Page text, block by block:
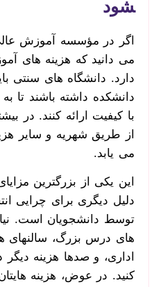
شود
اگر در مؤسسه آموزش
می­ دانید که هزینه­ های
دارد. دانشگاه­ های سنتی
دانشکده داشته باشند تا
با کیفیت ارائه کنند. در
از طریق شهریه و سایر
می ­یابد.
این یکی از بزرگ­ترین
دلیل دیگری برای چرایی
های درس بزرگ، سالن­های
اداری، و صدها هزینه
کنید. در عوض، هزینه